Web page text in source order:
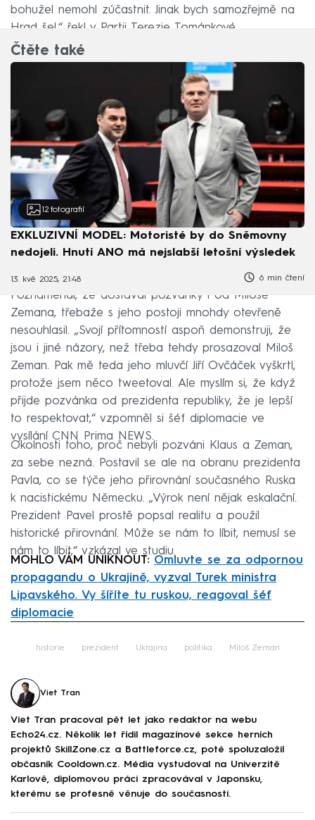
bohužel nemohl zúčastnit. Jinak bych samozřejmě na
Hrad šel,“ řekl v Partii Terezie Tománkové.
Čtěte také
12 fotografií
EXKLUZIVNÍ MODEL: Motoristé by do Sněmovny
nedojeli. Hnutí ANO má nejslabší letošní výsledek
13. kvě 2025, 21:48 6 min čtení
Poznamenal, že dostával pozvánky i od Miloše
Zemana, třebaže s jeho postoji mnohdy otevřeně
nesouhlasil. „Svojí přítomností aspoň demonstruji, že
jsou i jiné názory, než třeba tehdy prosazoval Miloš
Zeman. Pak mě teda jeho mluvčí Jiří Ovčáček vyškrtl,
protože jsem něco tweetoval. Ale myslím si, že když
přijde pozvánka od prezidenta republiky, že je lepší
to respektovat,“ vzpomněl si šéf diplomacie ve
vysílání CNN Prima NEWS.
Okolnosti toho, proč nebyli pozváni Klaus a Zeman,
za sebe nezná. Postavil se ale na obranu prezidenta
Pavla, co se týče jeho přirovnání současného Ruska
k nacistickému Německu. „Výrok není nějak eskalační.
Prezident Pavel prostě popsal realitu a použil
historické přirovnání. Může se nám to líbit, nemusí se
nám to líbit,“ vzkázal ve studiu.
MOHLO VÁM UNIKNOUT: Omluvte se za odpornou
propagandu o Ukrajině, vyzval Turek ministra
Lipavského. Vy šíříte tu ruskou, reagoval šéf
diplomacie
historie prezident Ukrajina politika Miloš Zeman
Viet Tran
Viet Tran pracoval pět let jako redaktor na webu
Echo24.cz. Několik let řídil magazínové sekce herních
projektů SkillZone.cz a Battleforce.cz, poté spoluzaložil
občasník Cooldown.cz. Média vystudoval na Univerzitě
Karlově, diplomovou práci zpracovával v Japonsku,
kterému se profesně věnuje do současnosti.